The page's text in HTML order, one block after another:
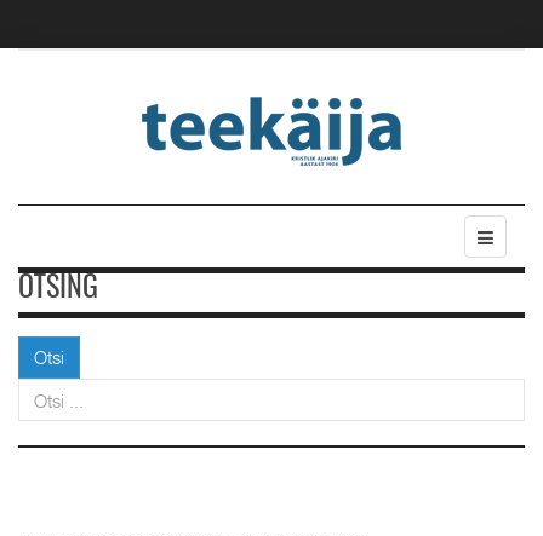
OTSING
Otsi